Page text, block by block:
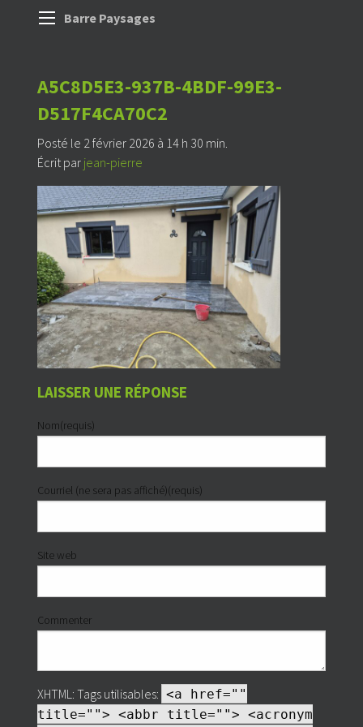
Barre Paysages
A5C8D5E3-937B-4BDF-99E3-
D517F4CA70C2
Posté le 2 février 2026 à 14 h 30 min.
Écrit par jean-pierre
LAISSER UNE RÉPONSE
Nom(requis)
Courriel (ne sera pas affiché)(requis)
Site web
Commenter
XHTML: Tags utilisables: <a href=""
title=""> <abbr title=""> <acronym